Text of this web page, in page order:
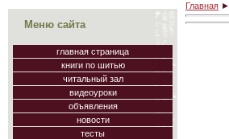
Меню сайта
главная страница
книги по шитью
читальный зал
видеоуроки
объявления
новости
тесты
Главная ►